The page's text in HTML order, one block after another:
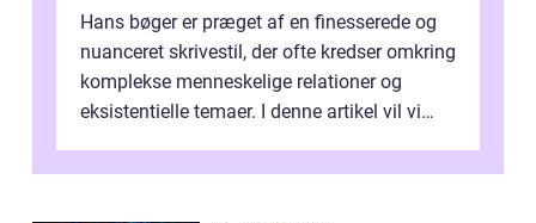
Hans bøger er præget af en finesserede og
nuanceret skrivestil, der ofte kredser omkring
komplekse menneskelige relationer og
eksistentielle temaer. I denne artikel vil vi